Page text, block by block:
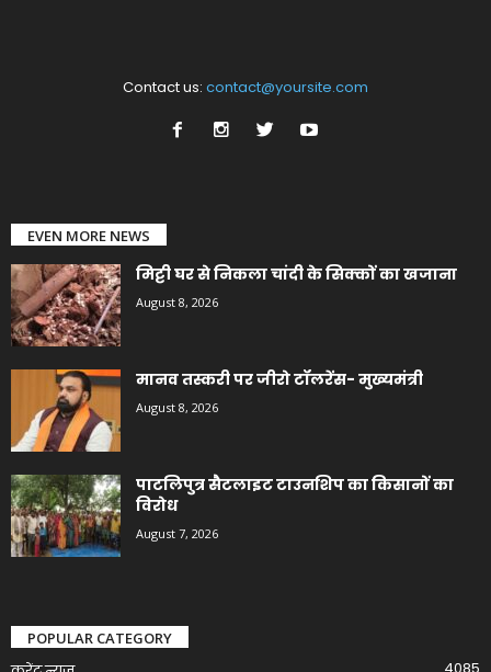
Contact us: contact@yoursite.com
EVEN MORE NEWS
मिट्टी घर से निकला चांदी के सिक्कों का खजाना
August 8, 2026
मानव तस्करी पर जीरो टॉलरेंस- मुख्यमंत्री
August 8, 2026
पाटलिपुत्र सैटलाइट टाउनशिप का किसानों का
विरोध
August 7, 2026
POPULAR CATEGORY
4085